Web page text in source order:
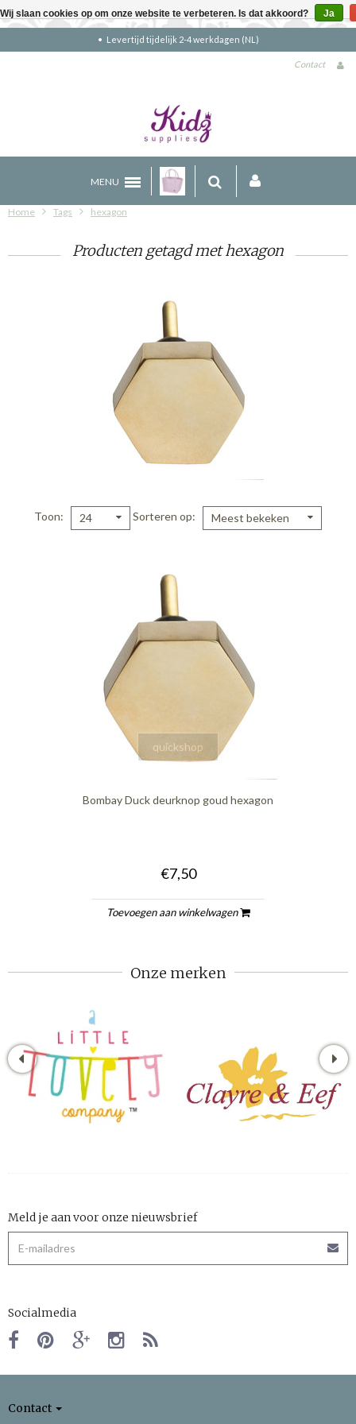
Levertijd tijdelijk 2-4 werkdagen (NL)
Contact
MENU
Home Tags hexagon
Producten getagd met hexagon
Toon 24 Sorteren op Meest bekeken
quickshop
Bombay Duck deurknop goud hexagon
€7,50
Toevoegen aan winkelwagen
Onze merken
Meld je aan voor onze nieuwsbrief
Socialmedia
Contact
Wij slaan cookies op om onze website te verbeteren. Is dat akkoord? Ja